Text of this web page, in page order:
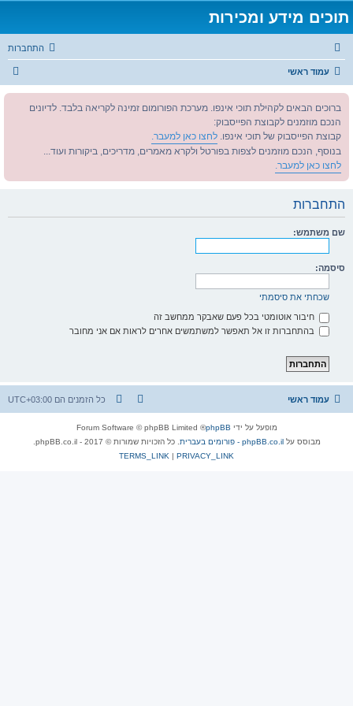
תוכים מידע ומכירות
התחברות
עמוד ראשי
ברוכים הבאים לקהילת תוכי אינפו. מערכת הפורומום זמינה לקריאה בלבד. לדיונים
הנכם מוזמנים לקבוצת הפייסבוק:
קבוצת הפייסבוק של תוכי אינפו. לחצו כאן למעבר.
בנוסף, הנכם מוזמנים לצפות בפורטל ולקרא מאמרים, מדריכים, ביקורות ועוד...
לחצו כאן למעבר.
התחברות
שם משתמש:
סיסמה:
שכחתי את סיסמתי
חיבור אוטומטי בכל פעם שאבקר ממחשב זה
בהתחברות זו אל תאפשר למשתמשים אחרים לראות אם אני מחובר
עמוד ראשי כל הזמנים הם UTC+03:00
מופעל על ידי phpBB
® Forum Software © phpBB Limited
מבוסס עלphpBB.co.il - פורומים בעברית
. כל הזכויות שמורות © 2017 - phpBB.co.il.
PRIVACY_LINK
|
TERMS_LINK